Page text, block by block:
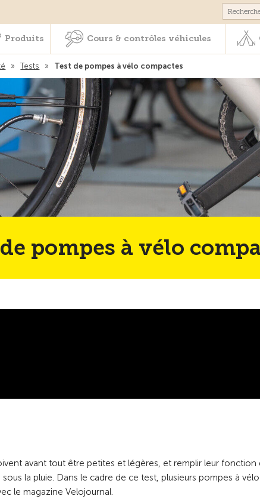
Cours & contrôles
Produits Cours & contrôles véhicules
» Tests » Test de pompes à vélo compactes
pompes à vélo
avant tout être petites et légères, et remplir leur fonction
la pluie. Dans le cadre de ce test, plusieurs pompes à
le magazine Velojournal.